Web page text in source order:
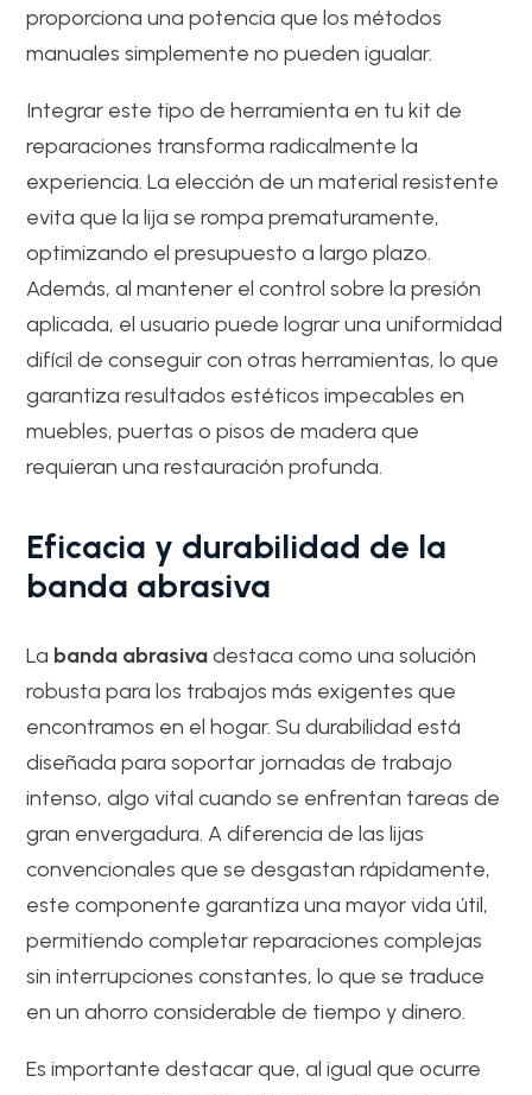
proporciona una potencia que los métodos
manuales simplemente no pueden igualar.
Integrar este tipo de herramienta en tu kit de
reparaciones transforma radicalmente la
experiencia. La elección de un material resistente
evita que la lija se rompa prematuramente,
optimizando el presupuesto a largo plazo.
Además, al mantener el control sobre la presión
aplicada, el usuario puede lograr una uniformidad
difícil de conseguir con otras herramientas, lo que
garantiza resultados estéticos impecables en
muebles, puertas o pisos de madera que
requieran una restauración profunda.
Eficacia y durabilidad de la
banda abrasiva
La banda abrasivadestaca como una solución
robusta para los trabajos más exigentes que
encontramos en el hogar. Su durabilidad está
diseñada para soportar jornadas de trabajo
intenso, algo vital cuando se enfrentan tareas de
gran envergadura. A diferencia de las lijas
convencionales que se desgastan rápidamente,
este componente garantiza una mayor vida útil,
permitiendo completar reparaciones complejas
sin interrupciones constantes, lo que se traduce
en un ahorro considerable de tiempo y dinero.
Es importante destacar que, al igual que ocurre